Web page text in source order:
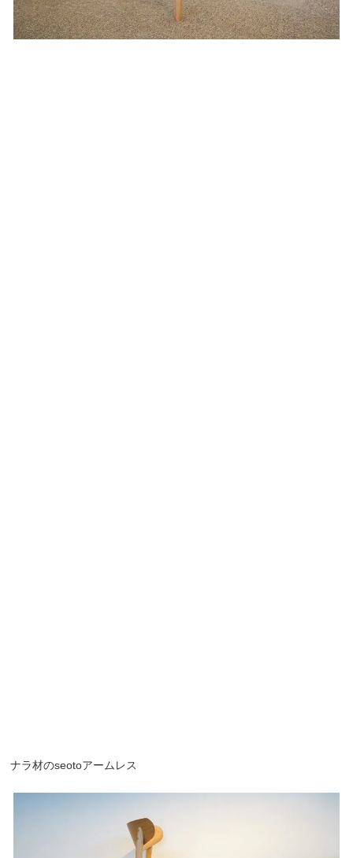
ナラ材のseotoアームレス